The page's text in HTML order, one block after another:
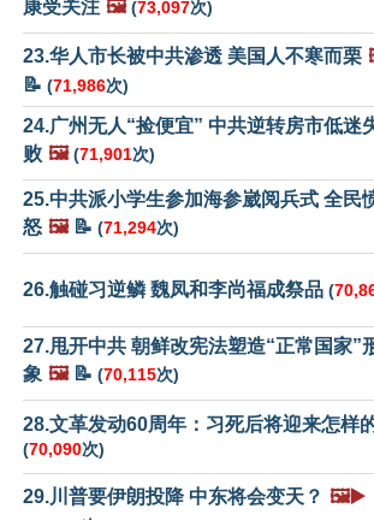
康受关注 🖼️ (73,097次)
23.华人市长被中共渗透 美国人不寒而栗
📝 (71,986次)
24.广州无人“捡便宜” 中共逆转房市低迷
败 🖼️ (71,901次)
25.中共派小学生参加海参崴阅兵式 全民
怒 🖼️📝 (71,294次)
26.触碰习逆鳞 魏凤和李尚福成祭品 (
27.甩开中共 朝鲜改宪法塑造“正常国家”
象 🖼️📝 (70,115次)
28.文革发动60周年：习死后将迎来怎样
(70,090次)
29.川普要伊朗投降 中东将会变天？ 🖼️▶️